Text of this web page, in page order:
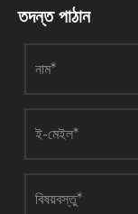
তদন্ত পাঠান